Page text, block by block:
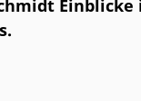
Einblicke